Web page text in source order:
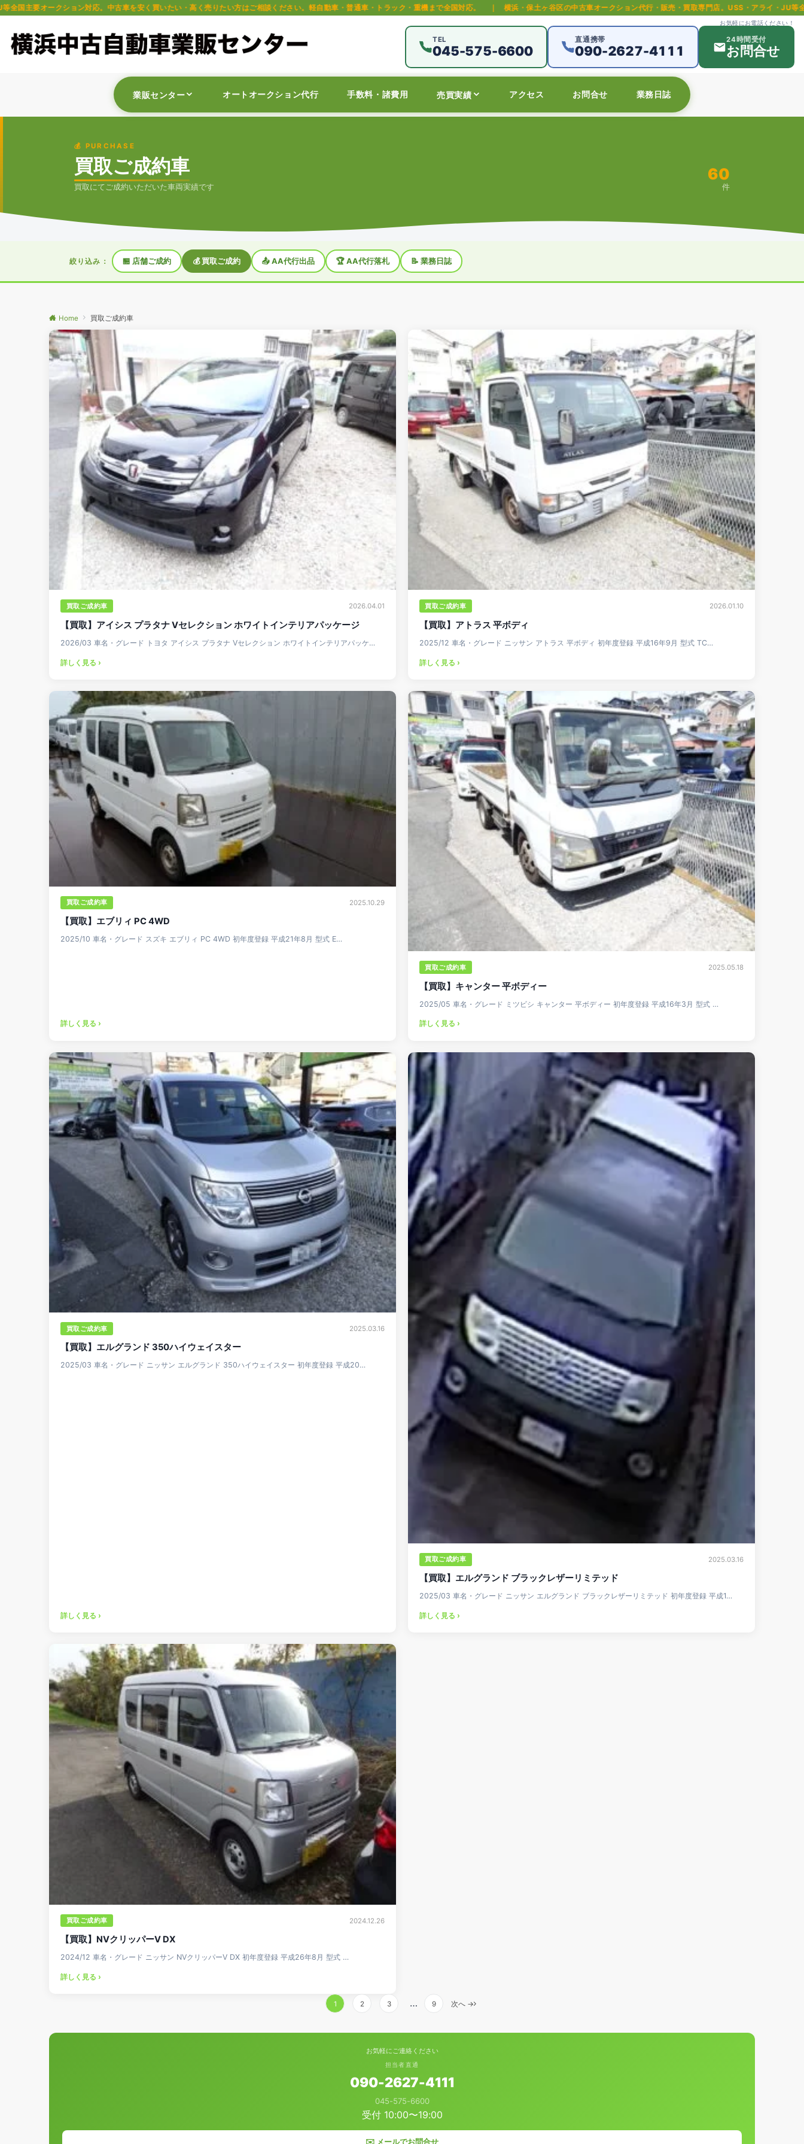
車を安く買いたい・高く売りたい方はご相談ください。軽自動車・普通車・トラック・重機まで全国対応。 ｜横浜・保土ヶ谷区の中古車オークション代行・販売・買取専門店。USS・アライ・JU等全国主要オークション対応。
お気軽にお電話ください！
TEL
045-575-6600
直通携帯
090-2627-4111
24時間受付
お問合せ
業販センター オートオークション代行 手数料・諸費用 売買実績 アクセス お問合せ 業務日誌
💰 PURCHASE
買取ご成約車
買取にてご成約いただいた車両実績です
60
件
絞り込み： 🏪 店舗ご成約 💰 買取ご成約 📤 AA代行出品 🏆 AA代行落札 📝 業務日誌
Home 買取ご成約車
買取ご成約車 2026.04.01
【買取】アイシス プラタナ Vセレクション ホワイトインテリアパッケージ
2026/03 車名・グレード トヨタ アイシス プラタナ Vセレクション ホワイトインテリアパッケ…
詳しく見る ›
買取ご成約車 2026.01.10
【買取】アトラス 平ボディ
2025/12 車名・グレード ニッサン アトラス 平ボディ 初年度登録 平成16年9月 型式 TC…
詳しく見る ›
買取ご成約車 2025.10.29
【買取】エブリィ PC 4WD
2025/10 車名・グレード スズキ エブリィ PC 4WD 初年度登録 平成21年8月 型式 E…
詳しく見る ›
買取ご成約車 2025.05.18
【買取】キャンター 平ボディー
2025/05 車名・グレード ミツビシ キャンター 平ボディー 初年度登録 平成16年3月 型式 …
詳しく見る ›
買取ご成約車 2025.03.16
【買取】エルグランド 350ハイウェイスター
2025/03 車名・グレード ニッサン エルグランド 350ハイウェイスター 初年度登録 平成20…
詳しく見る ›
買取ご成約車 2025.03.16
【買取】エルグランド ブラックレザーリミテッド
2025/03 車名・グレード ニッサン エルグランド ブラックレザーリミテッド 初年度登録 平成1…
詳しく見る ›
買取ご成約車 2024.12.26
【買取】NVクリッパーV DX
2024/12 車名・グレード ニッサン NVクリッパーV DX 初年度登録 平成26年8月 型式 …
詳しく見る ›
の
1 2 3 … 9 次へ →
お気軽にご連絡ください
担当者直通
090-2627-4111
045-575-6600
受付 10:00〜19:00
✉️ メールでお問合せ